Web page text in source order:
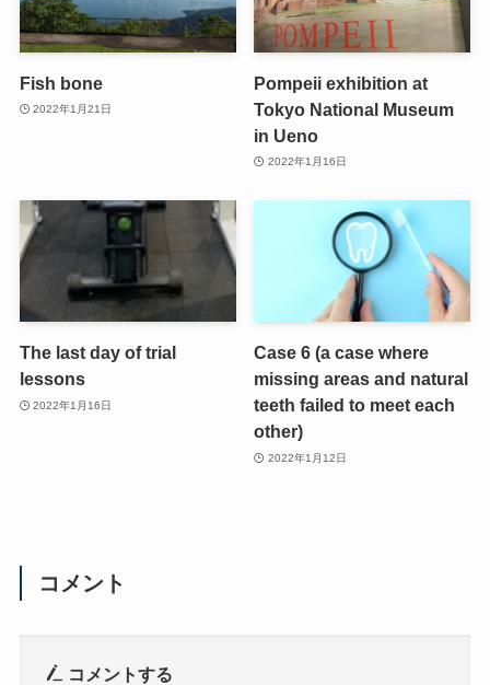
Fish bone
2022年1月21日
Pompeii exhibition at
Tokyo National Museum
in Ueno
2022年1月16日
The last day of trial
lessons
2022年1月16日
Case 6 (a case where
missing areas and natural
teeth failed to meet each
other)
2022年1月12日
コメント
コメントする